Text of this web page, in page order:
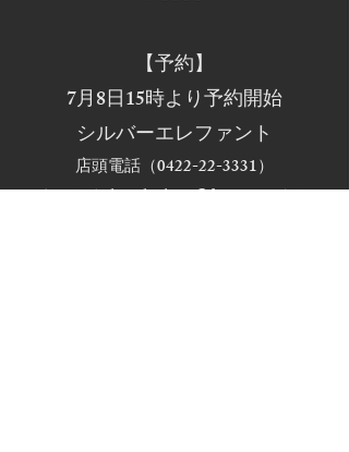
【予約】
7月8日15時より予約開始
シルバーエレファント
店頭電話（0422-22-3331）
メール（silverelephant@dream.com）に